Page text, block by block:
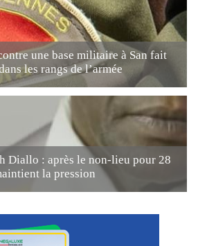
une base militaire à San fait
les rangs de l’armée
Diallo : après le non-lieu pour 28
la pression